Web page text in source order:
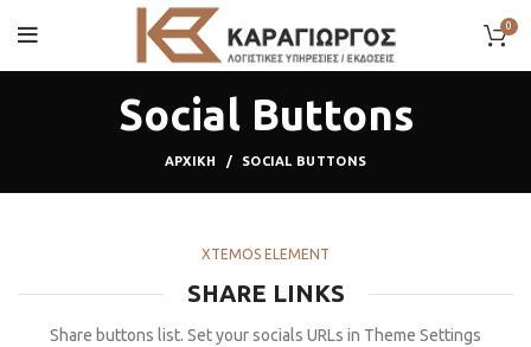
0
Social Buttons
ΑΡΧΙΚΉ SOCIAL BUTTONS
XTEMOS ELEMENT
SHARE LINKS
Share buttons list. Set your socials URLs in Theme Settings